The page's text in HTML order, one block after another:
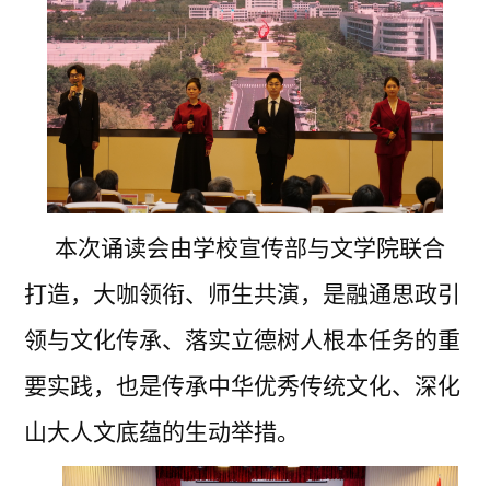
本次诵读会由学校宣传部与文学院联合
打造，大咖领衔、师生共演，是融通思政引
领与文化传承、落实立德树人根本任务的重
要实践，也是传承中华优秀传统文化、深化
山大人文底蕴的生动举措。